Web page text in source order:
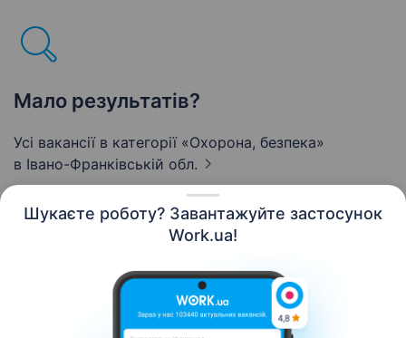
Шукаєте роботу? Завантажуйте застосунок
Work.ua!
Мало результатів?
Усі вакансії в категорії «Охорона, безпека»
в Івано-Франківській обл.